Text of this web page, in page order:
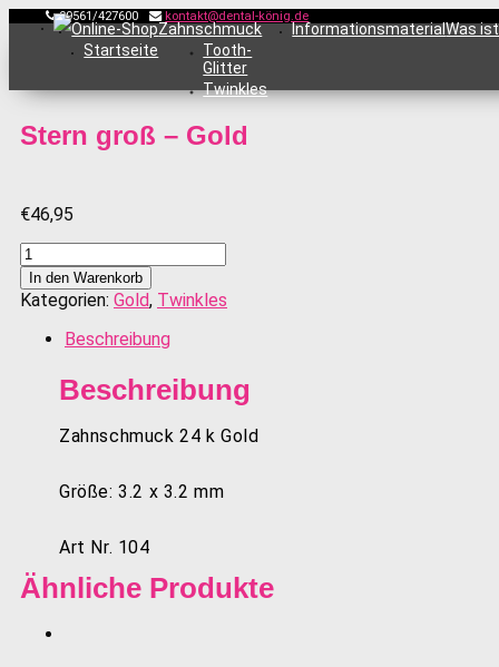
09561/427600 kontakt@dental-könig.de
Was
Informationsmaterial
Zahnschmuck
Tooth-
Glitter
Twinkles
Online-Shop
Startseite
Stern groß – Gold
€46,95
Stern
groß
-
Menge
In den Warenkorb
Kategorien: Gold, Twinkles
Beschreibung
Beschreibung
Zahnschmuck 24 k Gold
Größe: 3.2 x 3.2 mm
Art Nr. 104
Ähnliche Produkte